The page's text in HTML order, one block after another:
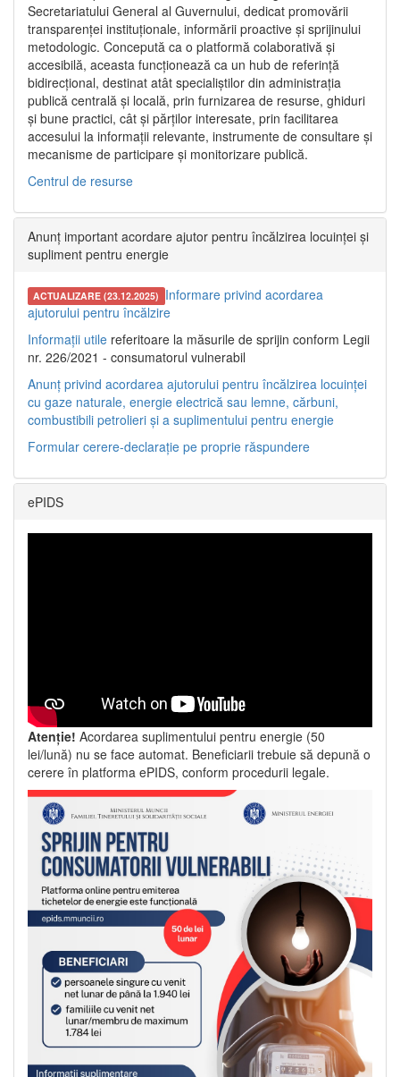
Secretariatului General al Guvernului, dedicat promovării
transparenței instituționale, informării proactive și sprijinului
metodologic. Concepută ca o platformă colaborativă și
accesibilă, aceasta funcționează ca un hub de referință
bidirecțional, destinat atât specialiștilor din administrația
publică centrală și locală, prin furnizarea de resurse, ghiduri
și bune practici, cât și părților interesate, prin facilitarea
accesului la informații relevante, instrumente de consultare și
mecanisme de participare și monitorizare publică.
Centrul de resurse
Anunț important acordare ajutor pentru încălzirea locuinței și
supliment pentru energie
ACTUALIZARE (23.12.2025) Informare privind acordarea
ajutorului pentru încălzire
Informații utile referitoare la măsurile de sprijin conform Legii
nr. 226/2021 - consumatorul vulnerabil
Anunț privind acordarea ajutorului pentru încălzirea locuinței
cu gaze naturale, energie electrică sau lemne, cărbuni,
combustibili petrolieri și a suplimentului pentru energie
Formular cerere-declarație pe proprie răspundere
ePIDS
Atenție! Acordarea suplimentului pentru energie (50
lei/lună) nu se face automat. Beneficiarii trebuie să depună o
cerere în platforma ePIDS, conform procedurii legale.